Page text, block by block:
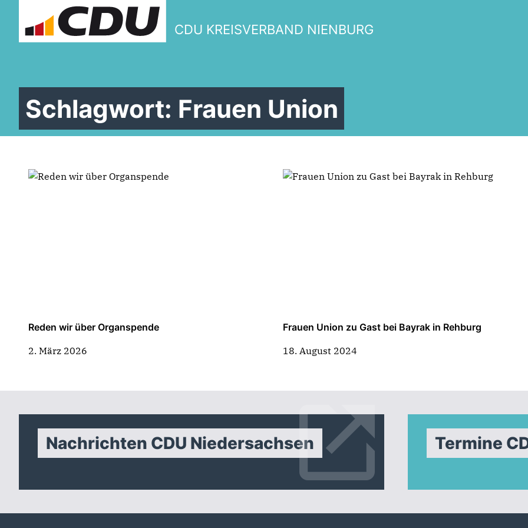
CDU KREISVERBAND NIENBURG
Schlagwort: Frauen Union
Reden wir über Organspende
2. März 2026
Frauen Union zu Gast bei Bayrak in Rehburg
18. August 2024
Nachrichten CDU Niedersachsen Termine